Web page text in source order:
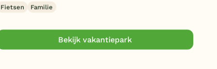
Fietsen Familie
Bekijk vakantiepark